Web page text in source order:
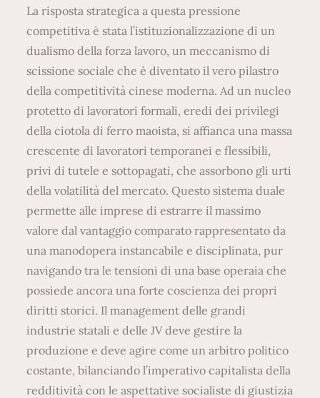
La risposta strategica a questa pressione
competitiva è stata l’istituzionalizzazione di un
dualismo della forza lavoro, un meccanismo di
scissione sociale che è diventato il vero pilastro
della competitività cinese moderna. Ad un nucleo
protetto di lavoratori formali, eredi dei privilegi
della ciotola di ferro maoista, si affianca una massa
crescente di lavoratori temporanei e flessibili,
privi di tutele e sottopagati, che assorbono gli urti
della volatilità del mercato. Questo sistema duale
permette alle imprese di estrarre il massimo
valore dal vantaggio comparato rappresentato da
una manodopera instancabile e disciplinata, pur
navigando tra le tensioni di una base operaia che
possiede ancora una forte coscienza dei propri
diritti storici. Il management delle grandi
industrie statali e delle JV deve gestire la
produzione e deve agire come un arbitro politico
costante, bilanciando l’imperativo capitalista della
redditività con le aspettative socialiste di giustizia